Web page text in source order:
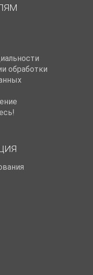
обработки